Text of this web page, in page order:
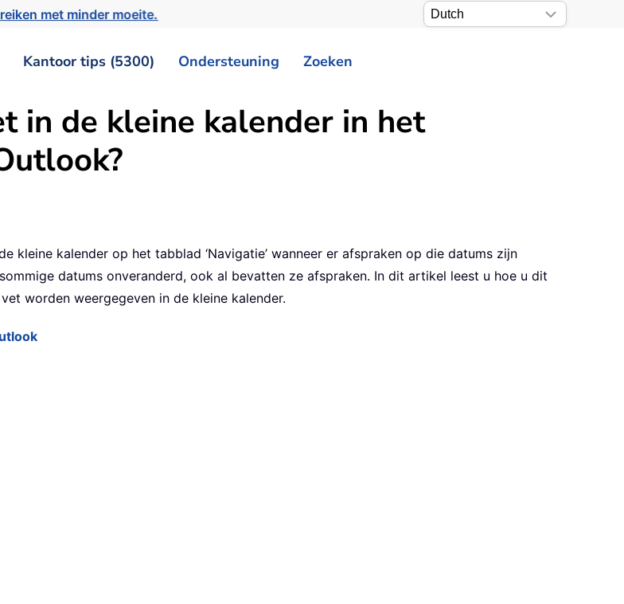
met minder moeite.
Kantoor tips (5300) Ondersteuning Zoeken
in de kleine kalender in het
kalender op het tabblad ‘Navigatie’ wanneer er afspraken op die datums zijn
datums onveranderd, ook al bevatten ze afspraken. In dit artikel leest u hoe u dit
worden weergegeven in de kleine kalender.